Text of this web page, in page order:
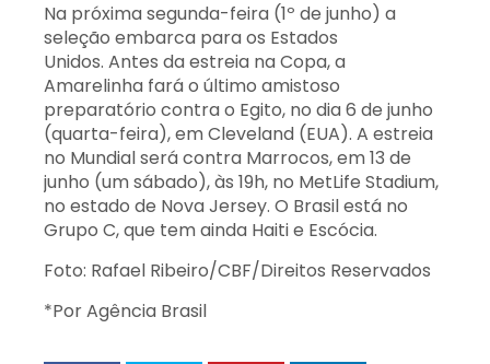
Na próxima segunda-feira (1º de junho) a
seleção embarca para os Estados
Unidos. Antes da estreia na Copa, a
Amarelinha fará o último amistoso
preparatório contra o Egito, no dia 6 de junho
(quarta-feira), em Cleveland (EUA). A estreia
no Mundial será contra Marrocos, em 13 de
junho (um sábado), às 19h, no MetLife Stadium,
no estado de Nova Jersey. O Brasil está no
Grupo C, que tem ainda Haiti e Escócia.
Foto: Rafael Ribeiro/CBF/Direitos Reservados
*Por Agência Brasil